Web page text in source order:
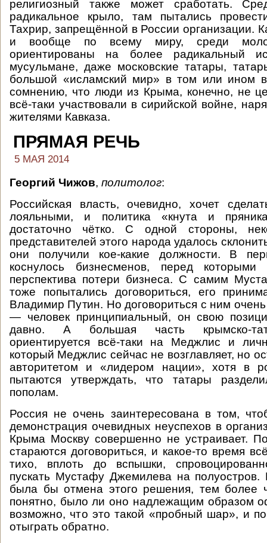
религиозный также может сработать.
радикальное крыло, там пытались
Тахрир, запрещённой в России организации.
и вообще по всему миру, среди
ориентированы на более радикальный
мусульмане, даже московские татары,
большой «исламский мир» в том или ином
сомнению, что люди из Крыма, конечно, не
всё-таки участвовали в сирийской войне,
жителями Кавказа.
ПРЯМАЯ РЕЧЬ
5 МАЯ 2014
Георгий Чижов, политолог:
Российская власть, очевидно, хочет
лояльными, и политика «кнута и
достаточно чётко. С одной стороны,
представителей этого народа удалось
они получили кое-какие должности. В
коснулось бизнесменов, перед которыми
перспектива потери бизнеса. С самим
тоже попытались договориться, его
Владимир Путин. Но договориться с ним
— человек принципиальный, он свою
давно. А большая часть крымско-
ориентируется всё-таки на Меджлис и
который Меджлис сейчас не возглавляет, но
авторитетом и «лидером нации», хотя в
пытаются утверждать, что татары
пополам.
Россия не очень заинтересована в том,
демонстрация очевидных неуспехов в
Крыма Москву совершенно не устраивает.
стараются договориться, и какое-то время
тихо, вплоть до вспышки,
пускать Мустафу Джемилева на полуостров.
была бы отмена этого решения, тем более
понятно, было ли оно надлежащим образом
возможно, что это такой «пробный шар», и
отыграть обратно.